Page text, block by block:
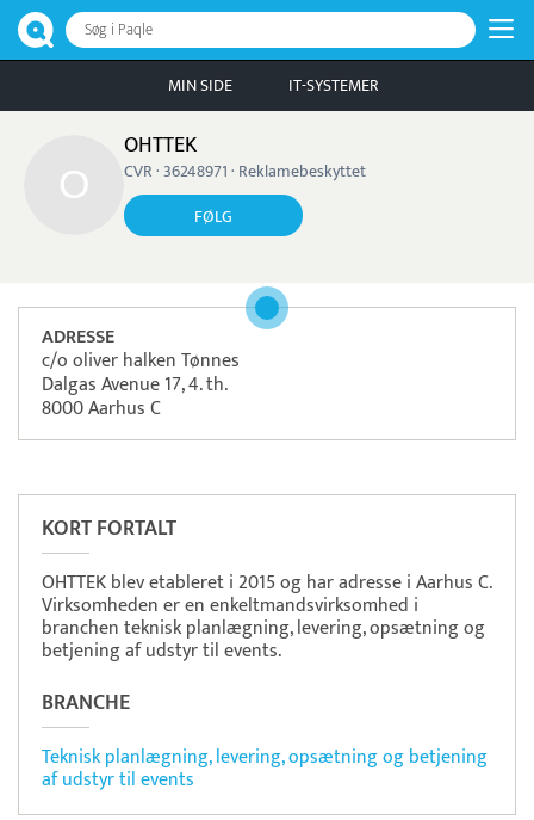
Søg i Paqle
MIN SIDE IT-SYSTEMER
OHTTEK
CVR · 36248971 · Reklamebeskyttet
FØLG
ADRESSE
c/o oliver halken Tønnes
Dalgas Avenue 17, 4. th.
8000 Aarhus C
KORT FORTALT
OHTTEK blev etableret i 2015 og har adresse i Aarhus C.
Virksomheden er en enkeltmandsvirksomhed i
branchen teknisk planlægning, levering, opsætning og
betjening af udstyr til events.
BRANCHE
Teknisk planlægning, levering, opsætning og betjening
af udstyr til events